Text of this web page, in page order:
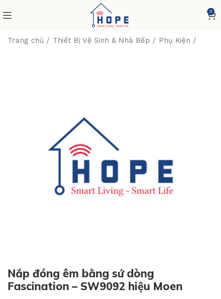
0
Trang chủ Thiết Bị Vệ Sinh & Nhà Bếp Phụ Kiện
Nắp đóng êm bằng sứ dòng
Fascination – SW9092 hiệu Moen